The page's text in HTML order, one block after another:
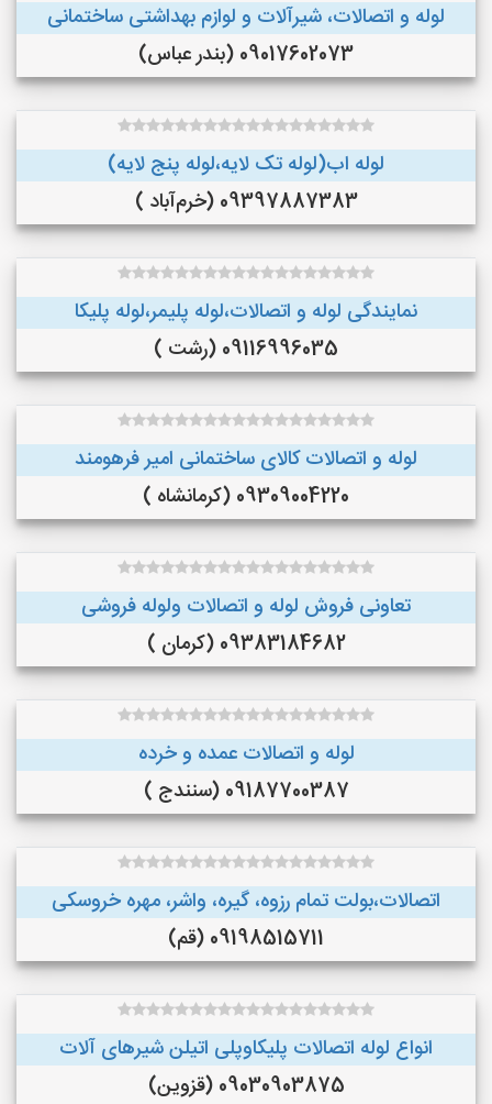
لوله و اتصالات، شیرآلات و لوازم بهداشتی ساختمانی
09017602073 (بندر عباس)
لوله اب(لوله تک لایه،لوله پنج لایه)
09397887383 (خرم‌آباد )
نمایندگی لوله و اتصالات،لوله پلیمر،لوله پلیکا
09116996035 (رشت )
لوله و اتصالات کالای ساختمانی امیر فرهومند
09309004220 (کرمانشاه )
تعاونی فروش لوله و اتصالات ولوله فروشی
09383184682 (کرمان )
لوله و اتصالات عمده و خرده
09187700387 (سنندج )
اتصالات،بولت تمام رزوه، گیره، واشر، مهره خروسکی
09198515711 (قم)
انواع لوله اتصالات پلیکاوپلی اتیلن ‌شیرهای آلات
09030903875 (قزوین)